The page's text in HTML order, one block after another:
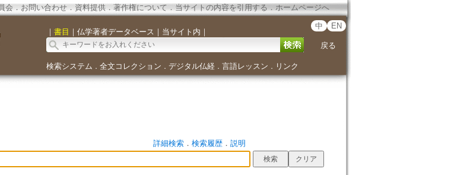
会． お問い合わせ． 資料提供． 著作権について．当サイトの内容を引用する ． ホームページへ
｜ 書目 ｜ 仏学著者データベース ｜ 当サイト内 ｜
中 EN
戻る
検索システム ． 全文コレクション ． デジタル仏経． 言語レッスン ． リンク
詳細検索． 検索履歴． 説明